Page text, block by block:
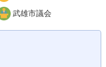
武雄市議会